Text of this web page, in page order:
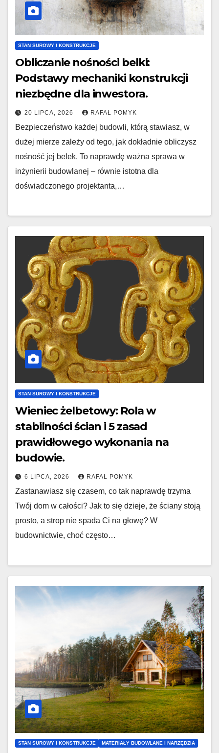
STAN SUROWY I KONSTRUKCJE
Obliczanie nośności belki:
Podstawy mechaniki konstrukcji
niezbędne dla inwestora.
20 LIPCA, 2026 RAFAŁ POMYK
Bezpieczeństwo każdej budowli, którą stawiasz, w
dużej mierze zależy od tego, jak dokładnie obliczysz
nośność jej belek. To naprawdę ważna sprawa w
inżynierii budowlanej – równie istotna dla
doświadczonego projektanta,…
STAN SUROWY I KONSTRUKCJE
Wieniec żelbetowy: Rola w
stabilności ścian i 5 zasad
prawidłowego wykonania na
budowie.
6 LIPCA, 2026 RAFAŁ POMYK
Zastanawiasz się czasem, co tak naprawdę trzyma
Twój dom w całości? Jak to się dzieje, że ściany stoją
prosto, a strop nie spada Ci na głowę? W
budownictwie, choć często…
STAN SUROWY I KONSTRUKCJE MATERIAŁY BUDOWLANE I NARZĘDZIA